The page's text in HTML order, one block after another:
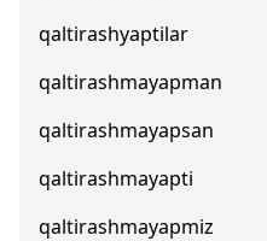
qaltirashyaptilar
qaltirashmayapman
qaltirashmayapsan
qaltirashmayapti
qaltirashmayapmiz